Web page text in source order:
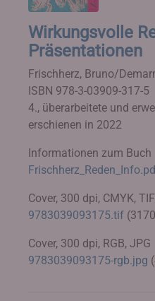
Wirkungsvolle
Präsentationen
Frischherz, Bruno/
ISBN 978-3-03909-317-5
4., überarbeitete und
erschienen in 2022
Informationen zum Buch
Cover, 300 dpi, CMYK,
9783039093175.tif
Cover, 300 dpi, RGB, JPG
9783039093175-rgb.jpg